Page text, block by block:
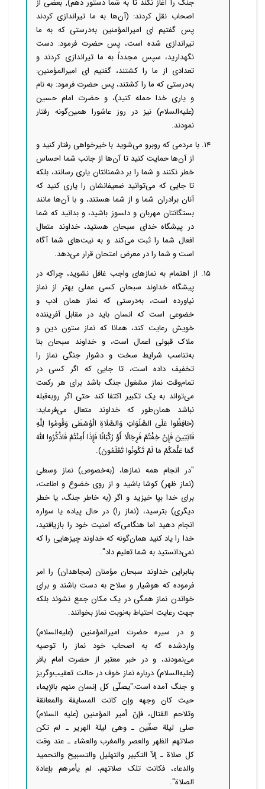
جنگ را آغاز نکند تا به شما دستور دهم), بعضی از
اصحاب نقل کردند: (آن‌ها به ما تیراندازی کردند
پس گفتیم ای امیرالمؤمنین به‌درستی که به ما
تیراندازی شده است، پس حضرت فرمود: دست
نگهدارید، سپس مجدداً به ما تیراندازی کردند و
تعدادی از ما را کشتند، گفتیم ای امیرالمؤمنین:
به‌درستی که ما را کشتند، پس حضرت فرمود: به نام
و یاری خدا حمله کنید)، و حضرت امام حسین
(علیه‌السلام) نیز در روز عاشورا همین‌گونه رفتار
نمودند.
۱۴. با مردمی که روبرو می‌شوید با خیرخواهی رفتار کنید و
از آن‌ها حمایت کنید تا آن‌ها از جانب شما احساس
خطر نکنند و شما را بر دشمنانتان یاری رسانند، بلکه
تا جایی که می‌توانید ضعیفانشان را یاری کنید که
آنان برادران شما و از شما هستند، و با آن‌ها مانند
بستگانتان مهربان و دلسوز باشید، و بدانید که شما
در پیشگاه خدای سبحان هستید، خداوند متعال
افعال شما را ثبت می‌کند و به نیت‌های شما آگاه
است و شما را در معرض امتحان قرار می‌دهد.
۱۵. از اهتمام به نمازهای واجب غافل نشوید، چراکه در
پیشگاه خداوند سبحان کسی عملی بهتر از نماز
نیاورده است، به‌درستی که نماز همان ادب و
خضوعی است که انسان باید در مقابل آفریننده
خویش رعایت کند، همانا که نماز ستون دین و
ملاک قبولی اعمال است، و خداوند سبحان بنا
به‌تناسب شرایط سخت و دشوار جنگی نماز را
تخفیف داده است، تا جایی که اگر کسی در
تمام‌وقت نماز مشغول جنگ باشد برای هر رکعت
می‌تواند به یک تکبیر اکتفا کند حتی اگر روبه‌قبله
نباشد همان‌طور که خداوند متعال می‌فرماید:
(حَافِظُوا عَلَی الصَّلَوَاتِ وَالصَّلَاةِ الْوُسْطَی وَقُومُوا لِلَّهِ
قَانِتِینَ فَإِنْ خِفْتُمْ فَرِجَالًا أَوْ رُکْبَانًا فَإِذَا أَمِنْتُمْ فَاذْکُرُوا اللَّهَ
کَمَا عَلَّمَکُمْ مَا لَمْ تَکُونُوا تَعْلَمُونَ).
"در انجام همه نمازها، (به‌خصوص) نماز وسطی
(نماز ظهر) کوشا باشید و از روی خضوع و اطاعت،
برای خدا بپا خیزید و اگر (به خاطر جنگ، یا خطر
دیگری) بترسید، (نماز را) در حال پیاده یا سواره
انجام دهید اما هنگامی‌که امنیت خود را بازیافتید،
خدا را یاد کنید همان‌گونه که خداوند چیزهایی را که
نمی‌دانستید به شما تعلیم داد".
بنابراین خداوند سبحان مؤمنان (مجاهدان) را امر
فرموده که هوشیار و سلاح به دست باشند و برای
خواندن نماز همگی در یک مکان جمع نشوند بلکه
جهت رعایت احتیاط به‌نوبت نماز بخوانند.
و در سیره حضرت امیرالمؤمنین (علیه‌السلام)
واردشده که به اصحاب خود نماز را توصیه
می‌نمودند، و در خبر معتبر از حضرت امام باقر
(علیه‌السلام) درباره نماز خوف در حالت تعقیب‌وگریز
و جنگ آمده است:"یصلّی کل إنسان منهم بالإیماء
حیث کان وجهه وإن کانت المسایفة والمعانقة
وتلاحم القتال، فإنّ أمیر المؤمنین (علیه السلام)
صلی لیلة صفّین ـ وهی لیلة الهریر ـ لم تکن
صلاتهم الظهر والعصر والمغرب والعشاء ـ عند وقت
کل صلاة ـ إلاّ التکبیر والتهلیل والتسبیح والتحمید
والدعاء، فکانت تلک صلاتهم، لم یأمرهم بإعادة
الصلاة".